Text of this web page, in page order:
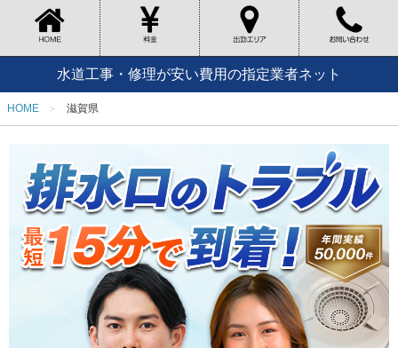
水道工事・修理が安い費用の指定業者ネット
HOME 滋賀県